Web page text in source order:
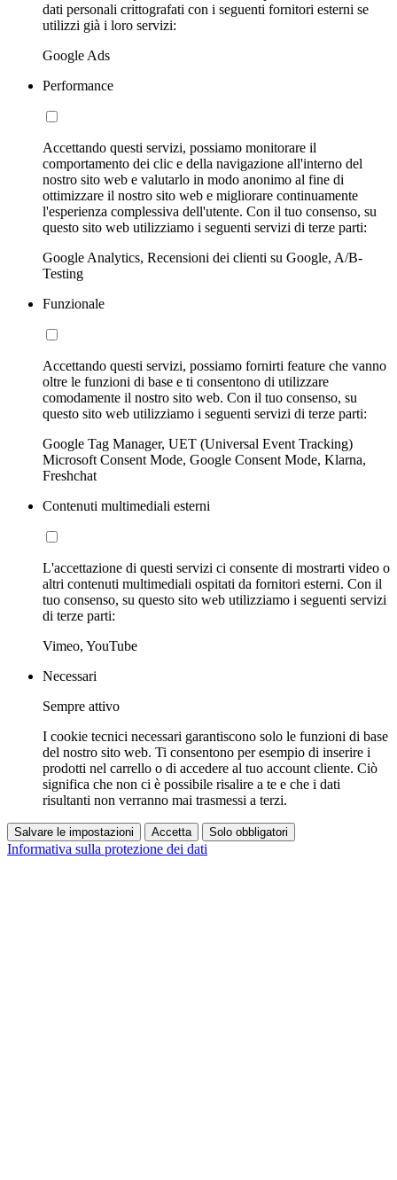
dati personali crittografati con i seguenti fornitori esterni se
utilizzi già i loro servizi:
Google Ads
Performance
Accettando questi servizi, possiamo monitorare il
comportamento dei clic e della navigazione all'interno del
nostro sito web e valutarlo in modo anonimo al fine di
ottimizzare il nostro sito web e migliorare continuamente
l'esperienza complessiva dell'utente. Con il tuo consenso, su
questo sito web utilizziamo i seguenti servizi di terze parti:
Google Analytics, Recensioni dei clienti su Google, A/B-
Testing
Funzionale
Accettando questi servizi, possiamo fornirti feature che vanno
oltre le funzioni di base e ti consentono di utilizzare
comodamente il nostro sito web. Con il tuo consenso, su
questo sito web utilizziamo i seguenti servizi di terze parti:
Google Tag Manager, UET (Universal Event Tracking)
Microsoft Consent Mode, Google Consent Mode, Klarna,
Freshchat
Contenuti multimediali esterni
L'accettazione di questi servizi ci consente di mostrarti video o
altri contenuti multimediali ospitati da fornitori esterni. Con il
tuo consenso, su questo sito web utilizziamo i seguenti servizi
di terze parti:
Vimeo, YouTube
Necessari
Sempre attivo
I cookie tecnici necessari garantiscono solo le funzioni di base
del nostro sito web. Ti consentono per esempio di inserire i
prodotti nel carrello o di accedere al tuo account cliente. Ciò
significa che non ci è possibile risalire a te e che i dati
risultanti non verranno mai trasmessi a terzi.
Salvare le impostazioni Accetta Solo obbligatori
Informativa sulla protezione dei dati